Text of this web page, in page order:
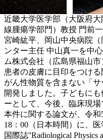
近畿大学医学部（大阪府
線腫瘍学部門）教授 門前
宮崎紘平、岡山中央病院
ンター主任 中山真一を中
ム株式会社（広島県福山
患者の皮膚に目印をつけ
がん性物質を含まない「
開発しました。子どもに
ーとして、今後、臨床現場
本件に関する論文が、令和
18：00（日本時間）に、
国際誌''Radiological Physics